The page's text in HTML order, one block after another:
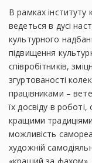
В рамках інституту
ведеться в дусі
культурного
підвищення
співробітників,
згуртованості
працівниками –
їх досвіду в
кращими
можливість
художній